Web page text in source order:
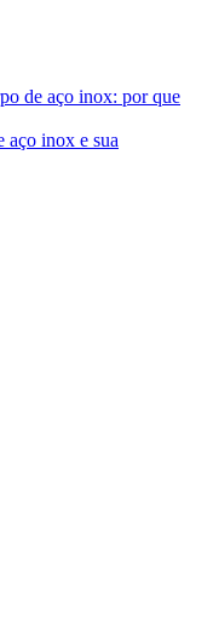
de aço inox: por que
aço inox e sua